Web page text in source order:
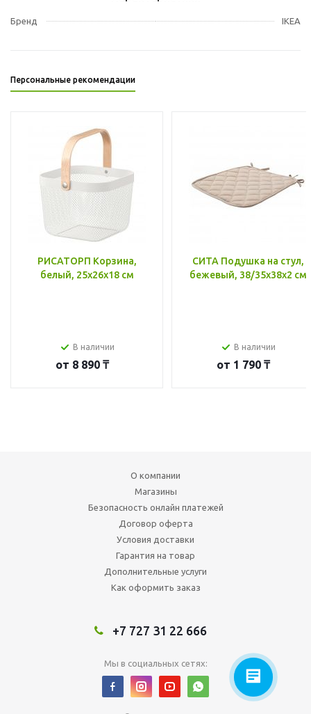
Бренд IKEA
Персональные рекомендации
РИСАТОРП Корзина,
белый, 25x26x18 см
В наличии
от 8 890 ₸
СИТА Подушка на стул,
бежевый, 38/35x38x2 см
В наличии
от 1 790 ₸
О компании
Магазины
Безопасность онлайн платежей
Договор оферта
Условия доставки
Гарантия на товар
Дополнительные услуги
Как оформить заказ
+7 727 31 22 666
Мы в социальных сетях: